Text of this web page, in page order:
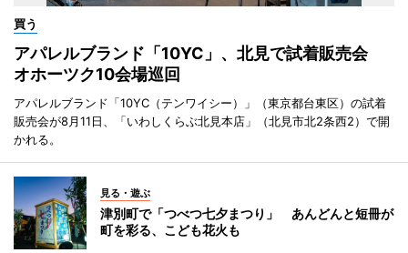
買う
アパレルブランド「10YC」、北見で試着販売会
オホーツク10会場巡回
アパレルブランド「10YC（テンワイシー）」（東京都台東区）の試着
販売会が8月11日、「いわしくらぶ北見本店」（北見市北2条西2）で開
かれる。
見る・遊ぶ
津別町で「つべつ七夕まつり」 あんどんと短冊が
町を彩る、こども花火も